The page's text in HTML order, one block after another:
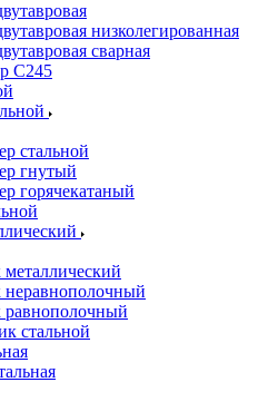
низколегированная
сварная
С245
стальной
гнутый
горячекатаный
металлический
неравнополочный
равнополочный
стальной